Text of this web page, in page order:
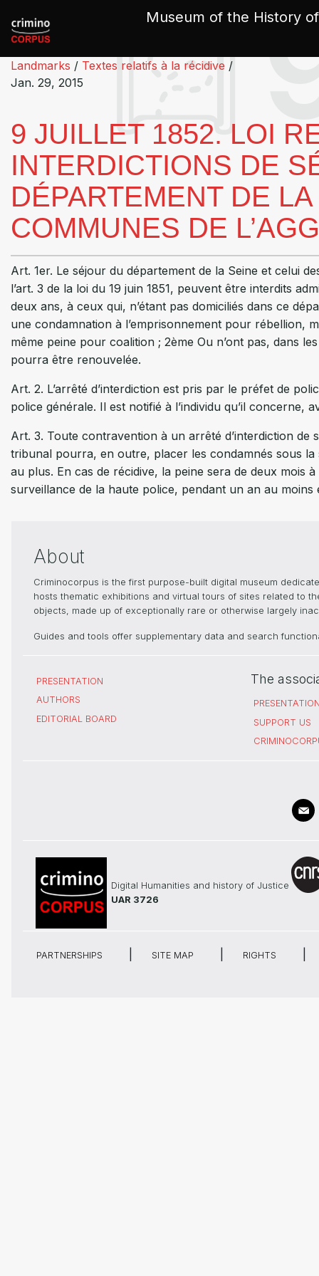
Museum of the History
Landmarks / Textes relatifs à la récidive /
Jan. 29, 2015
9 JUILLET 1852. LOI
INTERDICTIONS DE
DÉPARTEMENT DE
COMMUNES DE
Art. 1er. Le séjour du département de la Seine et celui
l’art. 3 de la loi du 19 juin 1851, peuvent être interdits
deux ans, à ceux qui, n’étant pas domiciliés dans ce
une condamnation à l’emprisonnement pour rébellion,
même peine pour coalition ; 2ème Ou n’ont pas, dans
pourra être renouvelée.
Art. 2. L’arrêté d’interdiction est pris par le préfet de
police générale. Il est notifié à l’individu qu’il concerne,
Art. 3. Toute contravention à un arrêté d’interdiction de
tribunal pourra, en outre, placer les condamnés sous
au plus. En cas de récidive, la peine sera de deux mois
surveillance de la haute police, pendant un an au moins
About
Criminocorpus is the first purpose-built digital museum
hosts thematic exhibitions and virtual tours of sites related to
objects, made up of exceptionally rare or otherwise largely
Guides and tools offer supplementary data and search
PRESENTATION
AUTHORS
EDITORIAL BOARD
The
SUPPORT US
Digital Humanities and history of Justice
UAR 3726
PARTNERSHIPS SITE MAP RIGHTS
Cookies management panel